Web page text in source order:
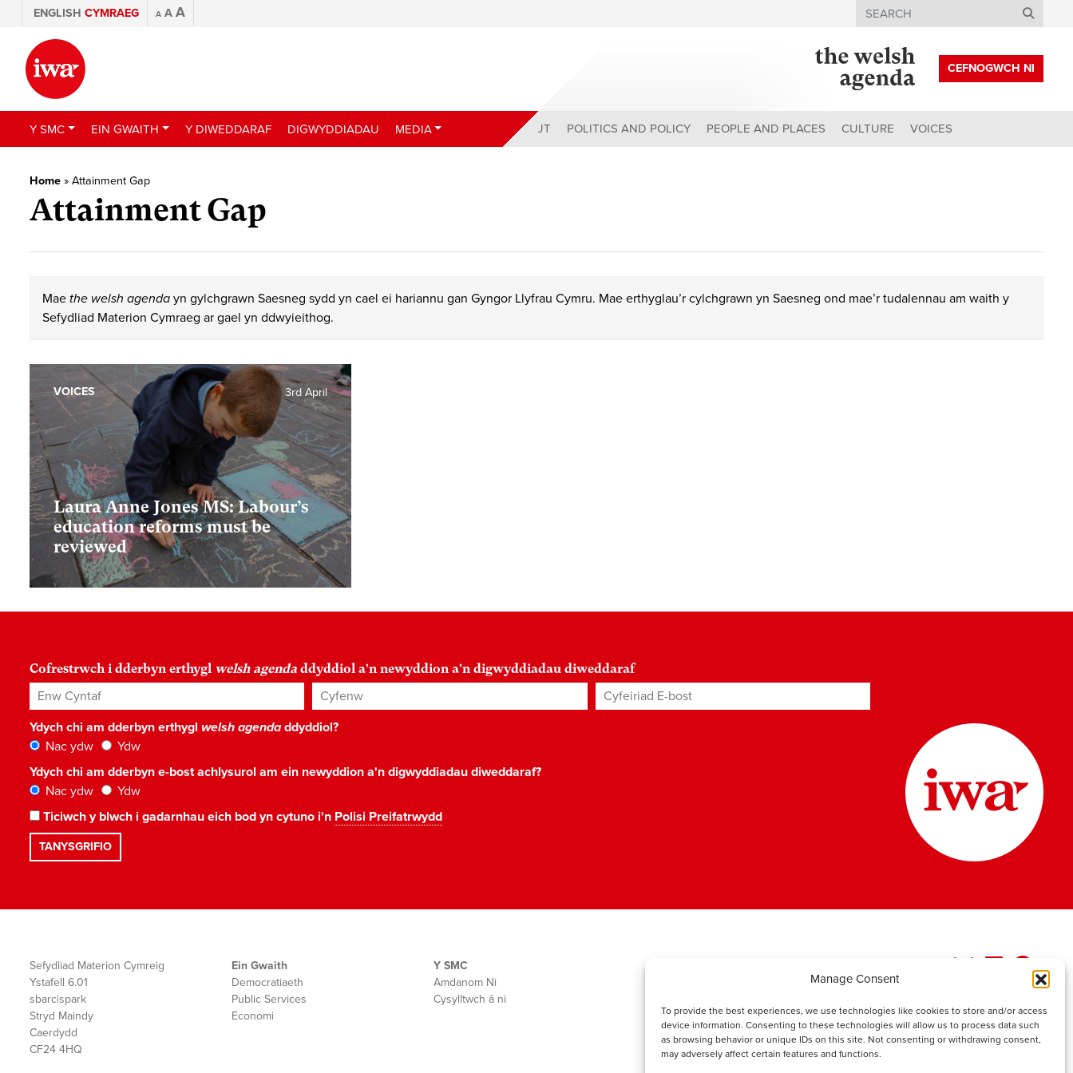
Manage Consent
To provide the best experiences, we use technologies like cookies to store and/or access
device information. Consenting to these technologies will allow us to process data such
as browsing behavior or unique IDs on this site. Not consenting or withdrawing consent,
may adversely affect certain features and functions.
ENGLISH CYMRAEG A A A Search
CEFNOGWCH NI
Y SMC EIN GWAITH Y DIWEDDARAF DIGWYDDIADAU MEDIA ABOUT POLITICS AND POLICY PEOPLE AND PLACES CULTURE VOICES
Home » Attainment Gap
Attainment Gap
Mae the welsh agenda yn gylchgrawn Saesneg sydd yn cael ei hariannu gan Gyngor Llyfrau Cymru. Mae erthyglau’r cylchgrawn yn Saesneg ond mae’r tudalennau am waith y
Sefydliad Materion Cymraeg ar gael yn ddwyieithog.
Laura Anne Jones MS: Labour’s
education reforms must be
reviewed
3rd April
VOICES
Cofrestrwch i dderbyn erthygl welsh agenda ddyddiol a'n newyddion a'n digwyddiadau diweddaraf
Enw Cyntaf Cyfenw Cyfeiriad E-bost*
Ydych chi am dderbyn erthygl welsh agendaddyddiol?
Nac ydw
Ydw
Ydych chi am dderbyn e-bost achlysurol am ein newyddion a'n digwyddiadau diweddaraf?
Nac ydw
Ydw
Ticiwch y blwch i gadarnhau eich bod yn cytuno i'n Polisi Preifatrwydd
Sefydliad Materion Cymreig
Ystafell 6.01
sbarc|spark
Stryd Maindy
Caerdydd
CF24 4HQ
Ein Gwaith
Democratiaeth
Public Services
Economi
Y SMC
Amdanom Ni
Cysylltwch â ni